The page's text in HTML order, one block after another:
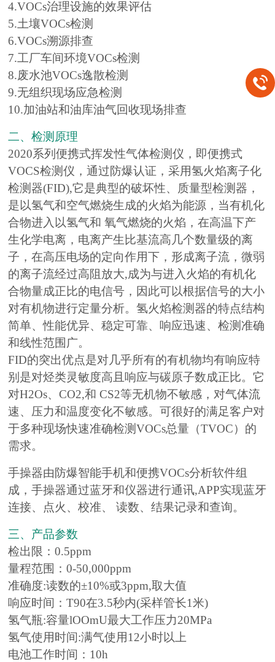
4.VOCs治理设施的效果评估
5.土壤VOCs检测
6.VOCs溯源排查
7.工厂车间环境VOCs检测
8.废水池VOCs逸散检测
9.无组织现场应急检测
10.加油站和油库油气回收现场排查
二、检测原理
2020系列便携式挥发性气体检测仪，即便携式
VOCS检测仪，通过防爆认证，采用氢火焰离子化
检测器(FID),它是典型的破坏性、质量型检测器，
是以氢气和空气燃烧生成的火焰为能源，当有机化
合物进入以氢气和 氧气燃烧的火焰，在高温下产
生化学电离，电离产生比基流高几个数量级的离
子，在高压电场的定向作用下，形成离子流，微弱
的离子流经过高阻放大,成为与进入火焰的有机化
合物量成正比的电信号，因此可以根据信号的大小
对有机物进行定量分析。氢火焰检测器的特点结构
简单、性能优异、稳定可靠、响应迅速、检测准确
和线性范围广。
FID的突出优点是对几乎所有的有机物均有响应特
别是对烃类灵敏度高且响应与碳原子数成正比。它
对H2Os、CO2,和 CS2等无机物不敏感，对气体流
速、压力和温度变化不敏感。可很好的满足客户对
于多种现场快速准确检测VOCs总量（TVOC）的
需求。
手操器由防爆智能手机和便携VOCs分析软件组
成，手操器通过蓝牙和仪器进行通讯,APP实现蓝牙
连接、点火、校准、 读数、结果记录和查询。
三、产品参数
检出限：0.5ppm
量程范围：0-50,000ppm
准确度:读数的±10%或3ppm,取大值
响应时间：T90在3.5秒内(采样管长1米)
氢气瓶:容量lOOmU最大工作压力20MPa
氢气使用时间:满气使用12小时以上
电池工作时间：10h